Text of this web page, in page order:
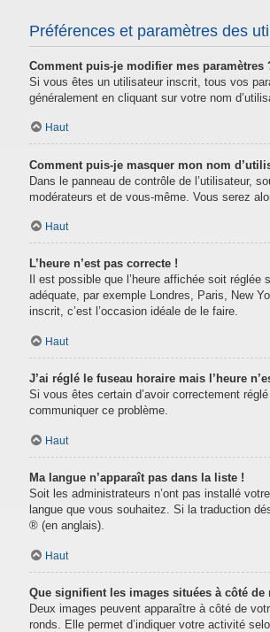
Préférences et paramètres des
Comment puis-je modifier mes paramètres
Si vous êtes un utilisateur inscrit, tous vos
généralement en cliquant sur votre nom
Haut
Comment puis-je masquer mon nom
Dans le panneau de contrôle de l’utilisateur,
modérateurs et de vous-même. Vous serez
Haut
L’heure n’est pas correcte !
Il est possible que l’heure affichée soit
adéquate, par exemple Londres, Paris, New
inscrit, c’est l’occasion idéale de le faire.
Haut
J’ai réglé le fuseau horaire mais l’heure
Si vous êtes certain d’avoir correctement
communiquer ce problème.
Haut
Ma langue n’apparaît pas dans la liste !
Soit les administrateurs n’ont pas installé
langue que vous souhaitez. Si la traduction
® (en anglais).
Haut
Que signifient les images situées à côté de
Deux images peuvent apparaître à côté de
ronds. Elle permet d’indiquer votre activité